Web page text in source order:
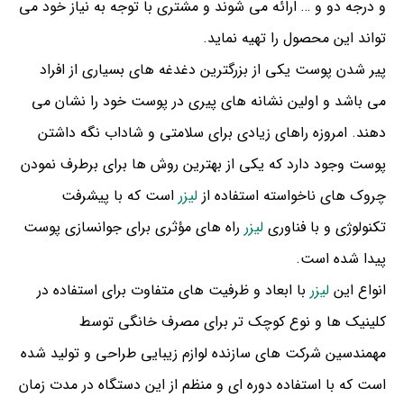
و درجه دو و … ارائه می شوند و مشتری با توجه به نیاز خود می
تواند این محصول را تهیه نماید.
پیر شدن پوست یکی از بزرگترین دغدغه های بسیاری از افراد
می باشد و اولین نشانه های پیری در پوست خود را نشان می
دهند. امروزه راهای زیادی برای سلامتی و شاداب نگه داشتن
پوست وجود دارد که یکی از بهترین روش ها برای برطرف نمودن
چروک های ناخواسته استفاده از لیزر است که با پیشرفت
تکنولوژی و با فناوری لیزر راه های مؤثری برای جوانسازی پوست
پیدا شده است.
انواع این لیزر با ابعاد و ظرفیت های متفاوت برای استفاده در
کلینیک ها و نوع کوچک تر برای مصرف خانگی توسط
مهمندسین شرکت های سازنده لوازم زیبایی طراحی و تولید شده
است که با استفاده دوره ای و منظم از این دستگاه در مدت زمان